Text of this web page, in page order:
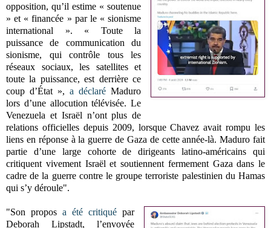
opposition, qu’il estime « soutenue
» et « financée » par le « sionisme
international ». « Toute la
puissance de communication du
sionisme, qui contrôle tous les
réseaux sociaux, les satellites et
toute la puissance, est derrière ce
coup d’État »,a déclaré Maduro
lors d’une allocution télévisée. Le
Venezuela et Israël n’ont plus de
relations officielles depuis 2009, lorsque Chavez avait rompu les
liens en réponse à la guerre de Gaza de cette année-là. Maduro fait
partie d’une large cohorte de dirigeants latino-américains qui
critiquent vivement Israël et soutiennent fermement Gaza dans le
cadre de la guerre contre le groupe terroriste palestinien du Hamas
qui s’y déroule".
"Son proposa été critiqué par
Deborah Lipstadt, l’envoyée